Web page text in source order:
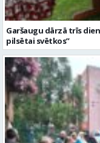
Garšaugu dārzā trīs
pilsētai svētkos”